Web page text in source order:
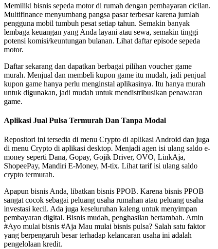
Memiliki bisnis sepeda motor di rumah dengan pembayaran cicilan.
Multifinance menyumbang pangsa pasar terbesar karena jumlah
pengguna mobil tumbuh pesat setiap tahun. Semakin banyak
lembaga keuangan yang Anda layani atau sewa, semakin tinggi
potensi komisi/keuntungan bulanan. Lihat daftar episode sepeda
motor.
Daftar sekarang dan dapatkan berbagai pilihan voucher game
murah. Menjual dan membeli kupon game itu mudah, jadi penjual
kupon game hanya perlu menginstal aplikasinya. Itu hanya murah
untuk digunakan, jadi mudah untuk mendistribusikan penawaran
game.
Aplikasi Jual Pulsa Termurah Dan Tanpa Modal
Repositori ini tersedia di menu Crypto di aplikasi Android dan juga
di menu Crypto di aplikasi desktop. Menjadi agen isi ulang saldo e-
money seperti Dana, Gopay, Gojik Driver, OVO, LinkAja,
ShopeePay, Mandiri E-Money, M-tix. Lihat tarif isi ulang saldo
crypto termurah.
Apapun bisnis Anda, libatkan bisnis PPOB. Karena bisnis PPOB
sangat cocok sebagai peluang usaha rumahan atau peluang usaha
investasi kecil. Ada juga keseluruhan kaleng untuk menyimpan
pembayaran digital. Bisnis mudah, penghasilan bertambah. Amin
#Ayo mulai bisnis #Aja Mau mulai bisnis pulsa? Salah satu faktor
yang berpengaruh besar terhadap kelancaran usaha ini adalah
pengelolaan kredit.